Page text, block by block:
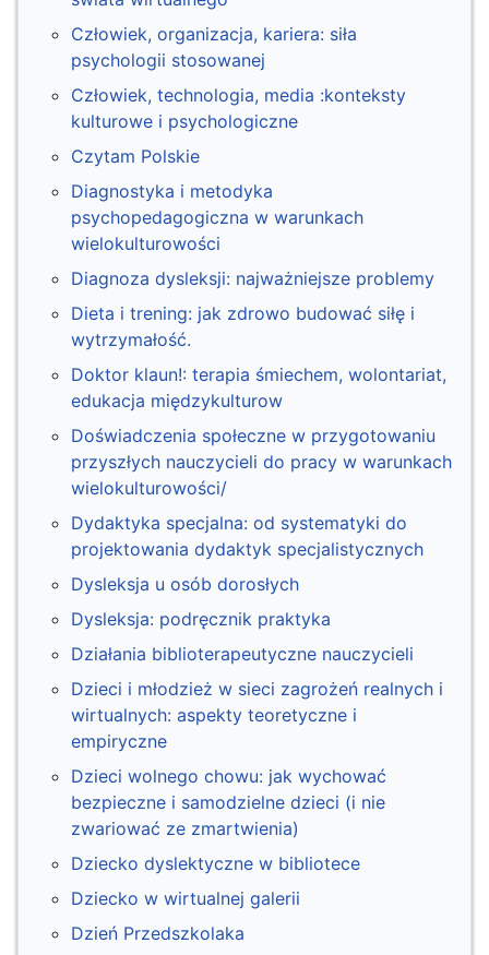
Człowiek, organizacja, kariera: siła
psychologii stosowanej
Człowiek, technologia, media :konteksty
kulturowe i psychologiczne
Czytam Polskie
Diagnostyka i metodyka
psychopedagogiczna w warunkach
wielokulturowości
Diagnoza dysleksji: najważniejsze problemy
Dieta i trening: jak zdrowo budować siłę i
wytrzymałość.
Doktor klaun!: terapia śmiechem, wolontariat,
edukacja międzykulturow
Doświadczenia społeczne w przygotowaniu
przyszłych nauczycieli do pracy w warunkach
wielokulturowości/
Dydaktyka specjalna: od systematyki do
projektowania dydaktyk specjalistycznych
Dysleksja u osób dorosłych
Dysleksja: podręcznik praktyka
Działania biblioterapeutyczne nauczycieli
Dzieci i młodzież w sieci zagrożeń realnych i
wirtualnych: aspekty teoretyczne i
empiryczne
Dzieci wolnego chowu: jak wychować
bezpieczne i samodzielne dzieci (i nie
zwariować ze zmartwienia)
Dziecko dyslektyczne w bibliotece
Dziecko w wirtualnej galerii
Dzień Przedszkolaka